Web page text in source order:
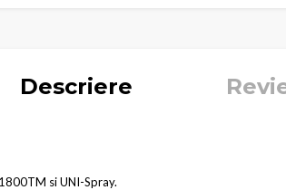
Descriere
si UNI-Spray.